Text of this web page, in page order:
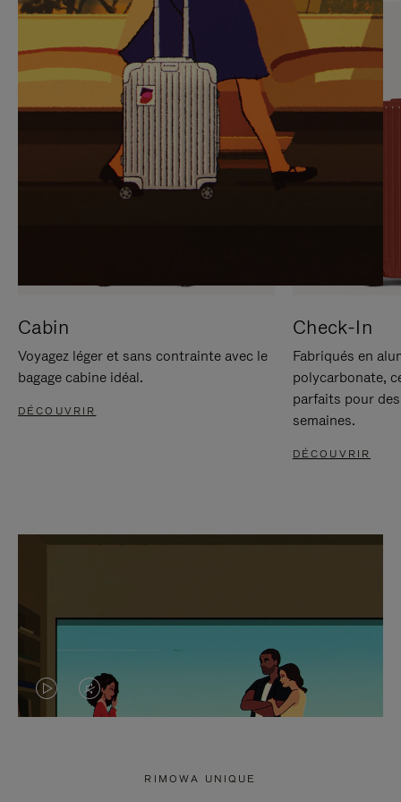
SUR
POUR
METTRE
PAUSE
VEUILLEZ
CLIQUER
POUR
RÉACTIVER
LE
SON
Cabin
Voyagez léger et sans contrainte avec le
bagage cabine idéal.
DÉCOUVRIR
Check-In
Fabriqués en
polycarbonate,
parfaits pour
semaines.
DÉCOUVRIR
LA LE
RIMOWA UNIQUE